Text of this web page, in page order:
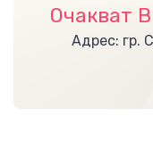
Очакват
Адрес: гр.